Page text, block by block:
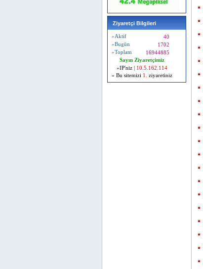
Ziyaretçi Bilgileri
»Aktif
40
»Bugün
1702
»Toplam
16944885
Sayın Ziyaretçimiz
»IP'niz |
10.5.162.114
» Bu sitemizi 1. ziyaretiniz